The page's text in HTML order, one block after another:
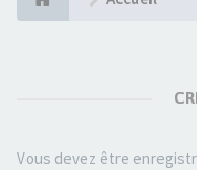
Vous devez être